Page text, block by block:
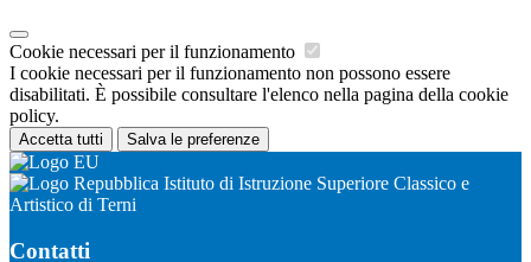
Cookie necessari per il funzionamento
I cookie necessari per il funzionamento non possono essere
disabilitati. È possibile consultare l'elenco nella pagina della cookie
policy.
Accetta tutti Salva le preferenze
Istituto di Istruzione Superiore Classico e
Artistico di Terni
Contatti